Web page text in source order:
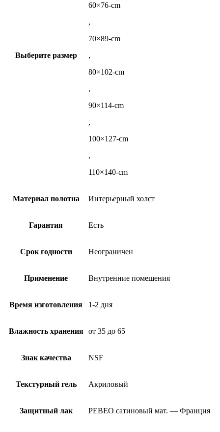
Выберите размер
60×76-cm
,
70×89-cm
,
80×102-cm
,
90×114-cm
,
100×127-cm
,
110×140-cm
Материал полотна Интерьерный холст
Гарантия Есть
Срок годности Неограничен
Применение Внутренние помещения
Время изготовления 1-2 дня
Влажность хранения от 35 до 65
Знак качества NSF
Текстурный гель Акриловый
Защитный лак PEBEO сатиновый мат. — Франция